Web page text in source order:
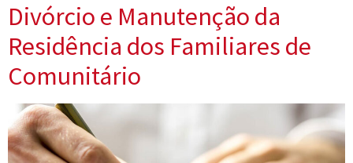
Serviços
Conteúdos
Divórcio e Manutenção da
Residência dos Familiares de
Comunitário